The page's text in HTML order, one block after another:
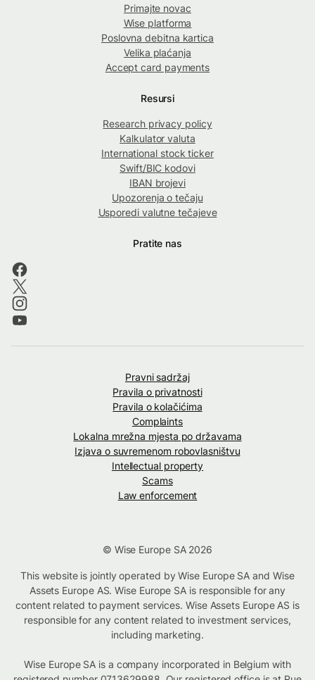
Primajte novac
Wise platforma
Poslovna debitna kartica
Velika plaćanja
Accept card payments
Resursi
Research privacy policy
Kalkulator valuta
International stock ticker
Swift/BIC kodovi
IBAN brojevi
Upozorenja o tečaju
Usporedi valutne tečajeve
Pratite nas
Pravni sadržaj
Pravila o privatnosti
Pravila o kolačićima
Complaints
Lokalna mrežna mjesta po državama
Izjava o suvremenom robovlasništvu
Intellectual property
Scams
Law enforcement
© Wise Europe SA 2026
This website is jointly operated by Wise Europe SA and Wise
Assets Europe AS. Wise Europe SA is responsible for any
content related to payment services. Wise Assets Europe AS is
responsible for any content related to investment services,
including marketing.
Wise Europe SA is a company incorporated in Belgium with